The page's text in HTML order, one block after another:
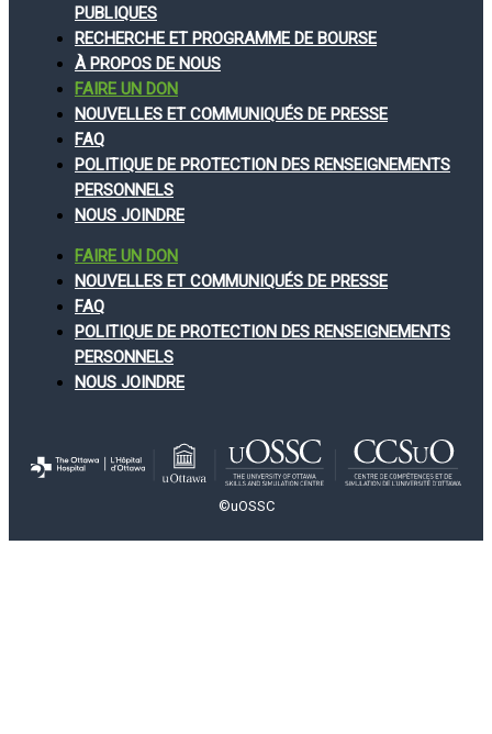
PUBLIQUES
RECHERCHE ET PROGRAMME DE BOURSE
À PROPOS DE NOUS
FAIRE UN DON
NOUVELLES ET COMMUNIQUÉS DE PRESSE
FAQ
POLITIQUE DE PROTECTION DES RENSEIGNEMENTS
PERSONNELS
NOUS JOINDRE
FAIRE UN DON
NOUVELLES ET COMMUNIQUÉS DE PRESSE
FAQ
POLITIQUE DE PROTECTION DES RENSEIGNEMENTS
PERSONNELS
NOUS JOINDRE
©uOSSC